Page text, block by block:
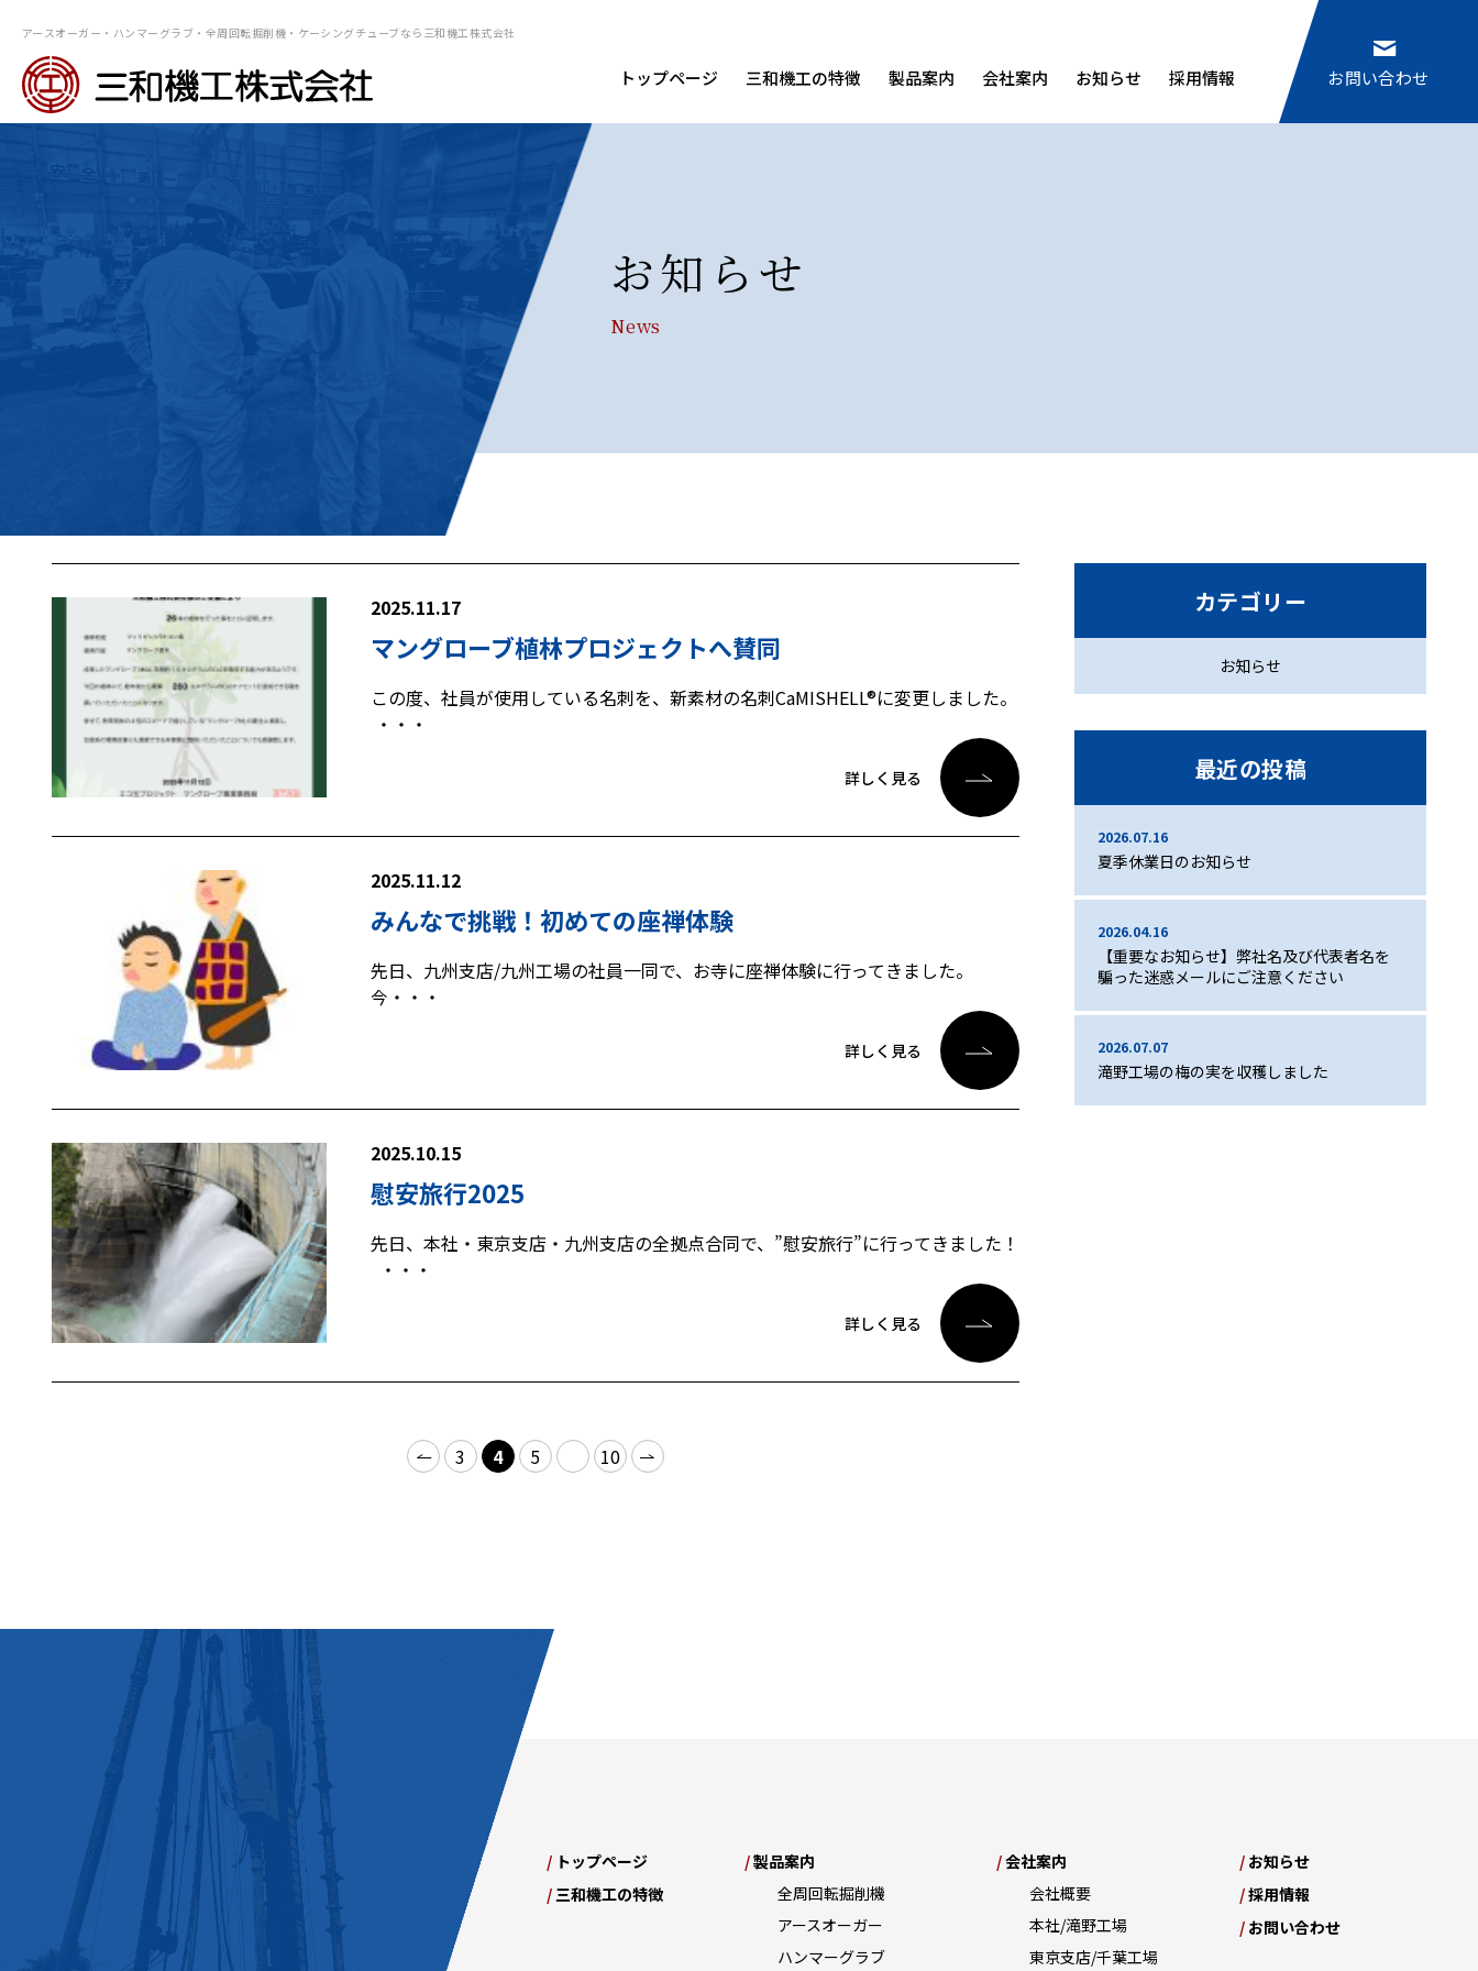
アースオーガー・ハンマーグラブ・全周回転掘削機・ケーシングチューブなら三和機⼯株式会社
トップページ 三和機工の特徴 製品案内 会社案内 お知らせ 採用情報 お問い合わせ
お知らせ
News
2025.11.17
マングローブ植林プロジェクトへ賛同
この度、社員が使用している名刺を、新素材の名刺CaMISHELL®に変更しました。
・・・
詳しく見る
2025.11.12
みんなで挑戦！初めての座禅体験
先日、九州支店/九州工場の社員一同で、お寺に座禅体験に行ってきました。
今・・・
詳しく見る
2025.10.15
慰安旅行2025
先日、本社・東京支店・九州支店の全拠点合同で、”慰安旅行”に行ってきました！
・・・
詳しく見る
3 4 5 10
カテゴリー
お知らせ
最近の投稿
2026.07.16
夏季休業日のお知らせ
2026.04.16
【重要なお知らせ】弊社名及び代表者名を
騙った迷惑メールにご注意ください
2026.07.07
滝野工場の梅の実を収穫しました
/ トップページ
/三和機工の特徴
/製品案内
全周回転掘削機
アースオーガー
ハンマーグラブ
/会社案内
会社概要
本社/滝野工場
東京支店/千葉工場
/ お知らせ
/採⽤情報
/ お問い合わせ